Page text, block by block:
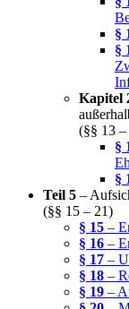
§
§
Kapitel
(§§ 13
§
§
Teil 5 –
(§§ 15 – 21)
§ 15 –
§ 16 –
§ 17 –
§ 18 –
§ 19 –